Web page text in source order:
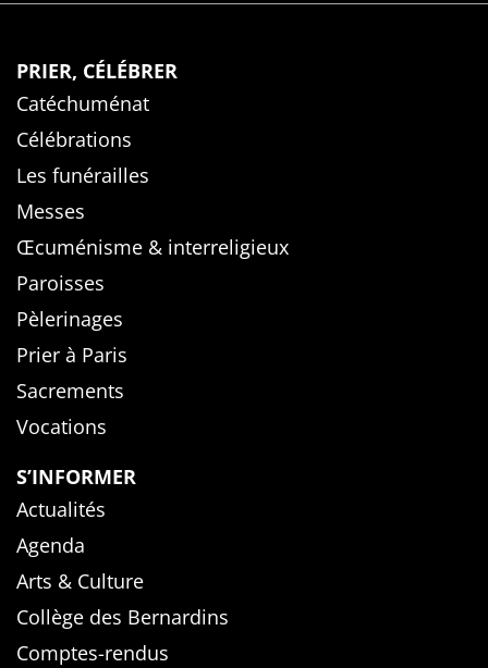
PRIER, CÉLÉBRER
Catéchuménat
Célébrations
Les funérailles
Messes
Œcuménisme & interreligieux
Paroisses
Pèlerinages
Prier à Paris
Sacrements
Vocations
S’INFORMER
Actualités
Agenda
Arts & Culture
Collège des Bernardins
Comptes-rendus